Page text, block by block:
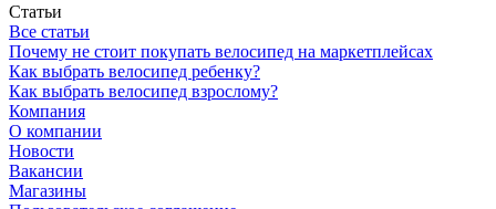
Статьи
Все статьи
Почему не стоит покупать велосипед на маркетплейсах
Как выбрать велосипед ребенку?
Как выбрать велосипед взрослому?
Компания
О компании
Новости
Вакансии
Магазины